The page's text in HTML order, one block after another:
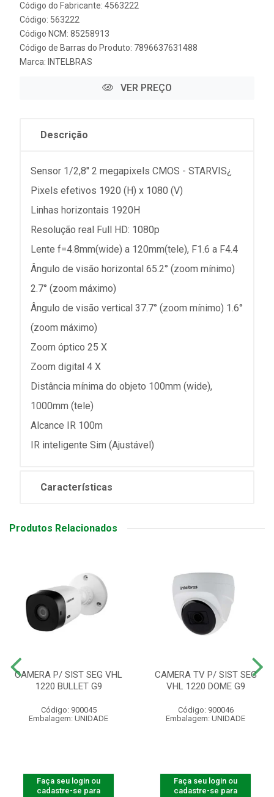
Código do Fabricante: 4563222
Código: 563222
Código NCM: 85258913
Código de Barras do Produto: 7896637631488
Marca: INTELBRAS
VER PREÇO
Descrição
Sensor 1/2,8" 2 megapixels CMOS - STARVIS¿
Pixels efetivos 1920 (H) x 1080 (V)
Linhas horizontais 1920H
Resolução real Full HD: 1080p
Lente f=4.8mm(wide) a 120mm(tele), F1.6 a F4.4
Ângulo de visão horizontal 65.2° (zoom mínimo)
2.7° (zoom máximo)
Ângulo de visão vertical 37.7° (zoom mínimo) 1.6°
(zoom máximo)
Zoom óptico 25 X
Zoom digital 4 X
Distância mínima do objeto 100mm (wide),
1000mm (tele)
Alcance IR 100m
IR inteligente Sim (Ajustável)
Características
Produtos Relacionados
CAMERA P/ SIST SEG VHL
1220 BULLET G9
Código: 900045
Embalagem: UNIDADE
Faça seu login ou
cadastre-se para
CAMERA TV P/ SIST SEG
VHL 1220 DOME G9
Código: 900046
Embalagem: UNIDADE
Faça seu login ou
cadastre-se para